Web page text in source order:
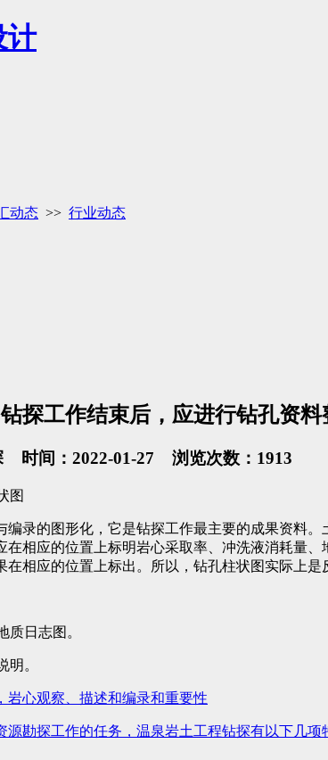
动态 >> 行业动态
探工作结束后，应进行钻孔资
时间：2022-01-27 浏览次数：1913
图
编录的图形化，它是钻探工作最主要的成果资料
在相应的位置上标明岩心采取率、冲洗液消耗量
在相应的位置上标出。所以，钻孔柱状图实际上是
质日志图。
明。
岩心观察、描述和编录和重要性
源勘探工作的任务，温泉岩土工程钻探有以下几项